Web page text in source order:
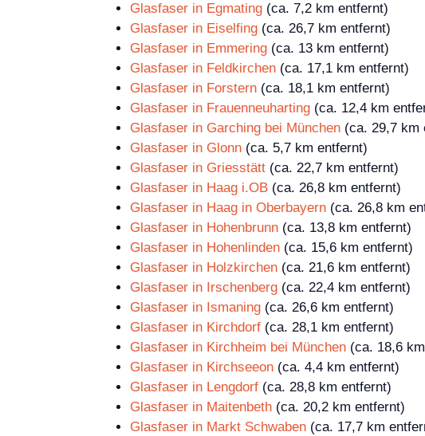
Glasfaser in Egmating (ca. 7,2 km entfernt)
Glasfaser in Eiselfing (ca. 26,7 km entfernt)
Glasfaser in Emmering (ca. 13 km entfernt)
Glasfaser in Feldkirchen (ca. 17,1 km entfernt)
Glasfaser in Forstern (ca. 18,1 km entfernt)
Glasfaser in Frauenneuharting (ca. 12,4 km
Glasfaser in Garching bei München (ca. 29,7 km
Glasfaser in Glonn (ca. 5,7 km entfernt)
Glasfaser in Griesstätt (ca. 22,7 km entfernt)
Glasfaser in Haag i.OB (ca. 26,8 km entfernt)
Glasfaser in Haag in Oberbayern (ca. 26,8 km
Glasfaser in Hohenbrunn (ca. 13,8 km entfernt)
Glasfaser in Hohenlinden (ca. 15,6 km entfernt)
Glasfaser in Holzkirchen (ca. 21,6 km entfernt)
Glasfaser in Irschenberg (ca. 22,4 km entfernt)
Glasfaser in Ismaning (ca. 26,6 km entfernt)
Glasfaser in Kirchdorf (ca. 28,1 km entfernt)
Glasfaser in Kirchheim bei München (ca. 18,6
Glasfaser in Kirchseeon (ca. 4,4 km entfernt)
Glasfaser in Lengdorf (ca. 28,8 km entfernt)
Glasfaser in Maitenbeth (ca. 20,2 km entfernt)
Glasfaser in Markt Schwaben (ca. 17,7 km